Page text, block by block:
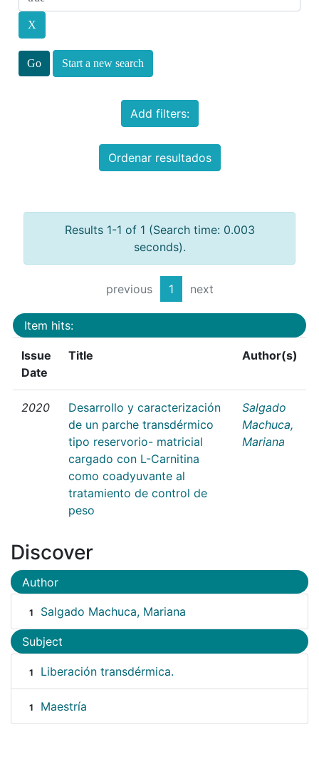
Start a new search
Add filters:
Ordenar resultados
Results 1-1 of 1 (Search time: 0.003
seconds).
previous 1 next
Item hits:
Issue
Date
Title Author(s)
2020
Desarrollo y caracterización
de un parche transdérmico
tipo reservorio- matricial
cargado con L-Carnitina
como coadyuvante al
tratamiento de control de
peso
Salgado
Machuca,
Mariana
Discover
Author
1 Salgado Machuca, Mariana
Subject
1 Liberación transdérmica.
1 Maestría